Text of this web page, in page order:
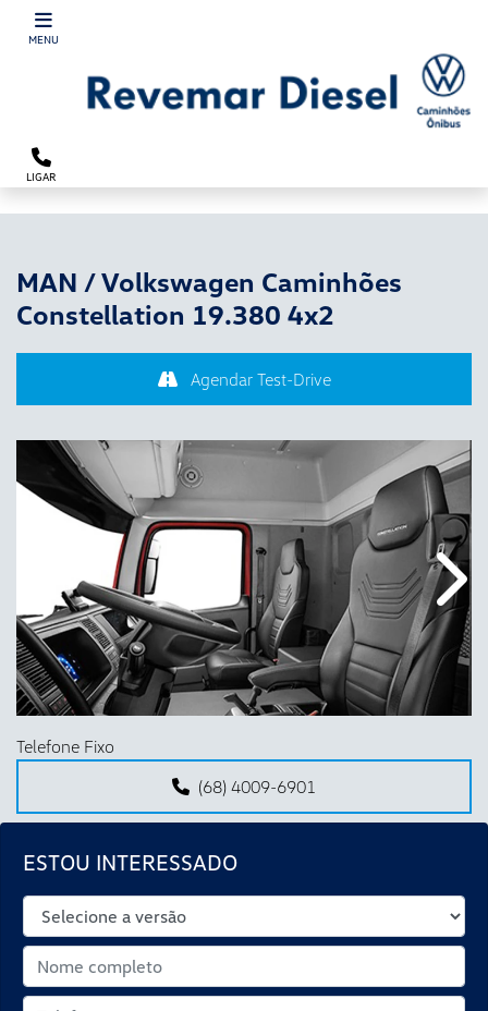
MENU
LIGAR
MAN / Volkswagen Caminhões
Constellation 19.380 4x2
Agendar Test-Drive
ESTOU INTERESSADO
Anterior
Telefone Fixo
(68) 4009-6901